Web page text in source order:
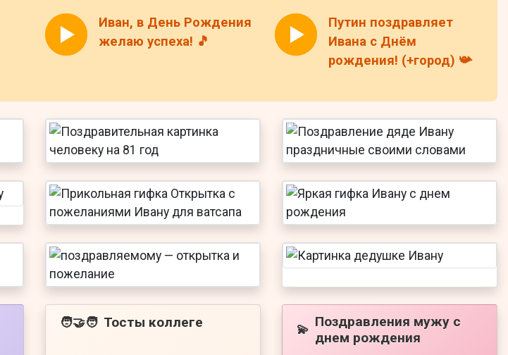
Иван, в День Рождения
желаю успеха! 🎵
Путин поздравляет
Ивана с Днём
рождения! (+город) 📯
🧑‍🤝‍🧑 Тосты коллеге 💫 Поздравления мужу с
днем рождения